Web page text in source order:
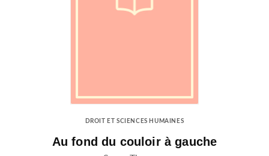
DROIT ET SCIENCES HUMAINES
Au fond du couloir à gauche